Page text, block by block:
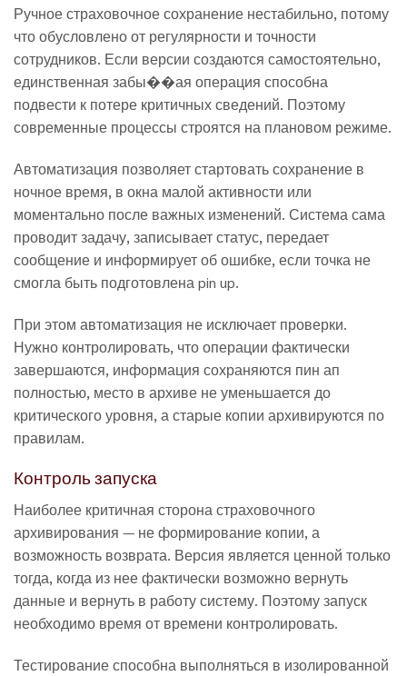
Ручное страховочное сохранение нестабильно, потому
что обусловлено от регулярности и точности
сотрудников. Если версии создаются самостоятельно,
единственная забы��ая операция способна
подвести к потере критичных сведений. Поэтому
современные процессы строятся на плановом режиме.
Автоматизация позволяет стартовать сохранение в
ночное время, в окна малой активности или
моментально после важных изменений. Система сама
проводит задачу, записывает статус, передает
сообщение и информирует об ошибке, если точка не
смогла быть подготовлена pin up.
При этом автоматизация не исключает проверки.
Нужно контролировать, что операции фактически
завершаются, информация сохраняются пин ап
полностью, место в архиве не уменьшается до
критического уровня, а старые копии архивируются по
правилам.
Контроль запуска
Наиболее критичная сторона страховочного
архивирования — не формирование копии, а
возможность возврата. Версия является ценной только
тогда, когда из нее фактически возможно вернуть
данные и вернуть в работу систему. Поэтому запуск
необходимо время от времени контролировать.
Тестирование способна выполняться в изолированной